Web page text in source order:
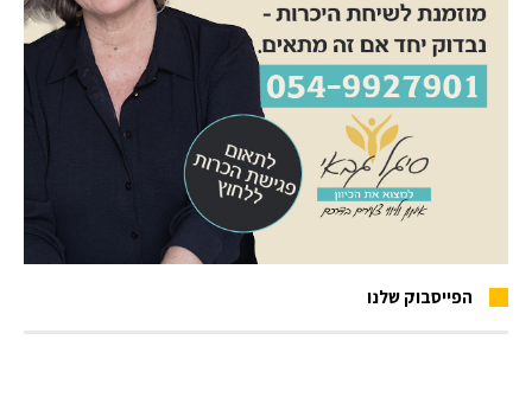
הפייסבוק שלנו